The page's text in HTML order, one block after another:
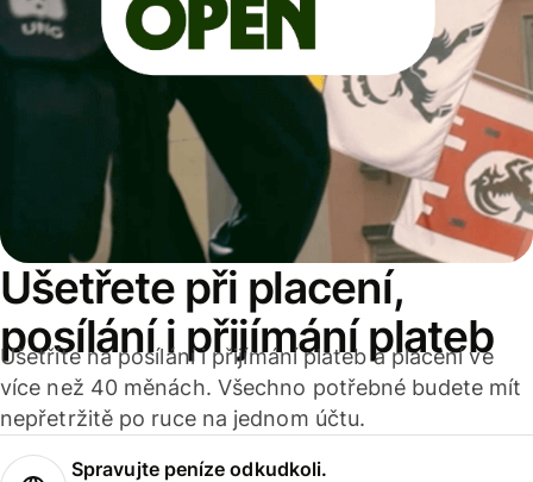
Ušetřete při placení,
posílání i přijímání plateb
Ušetříte na posílání i přijímání plateb a placení ve
více než 40 měnách. Všechno potřebné budete mít
nepřetržitě po ruce na jednom účtu.
Spravujte peníze odkudkoli.